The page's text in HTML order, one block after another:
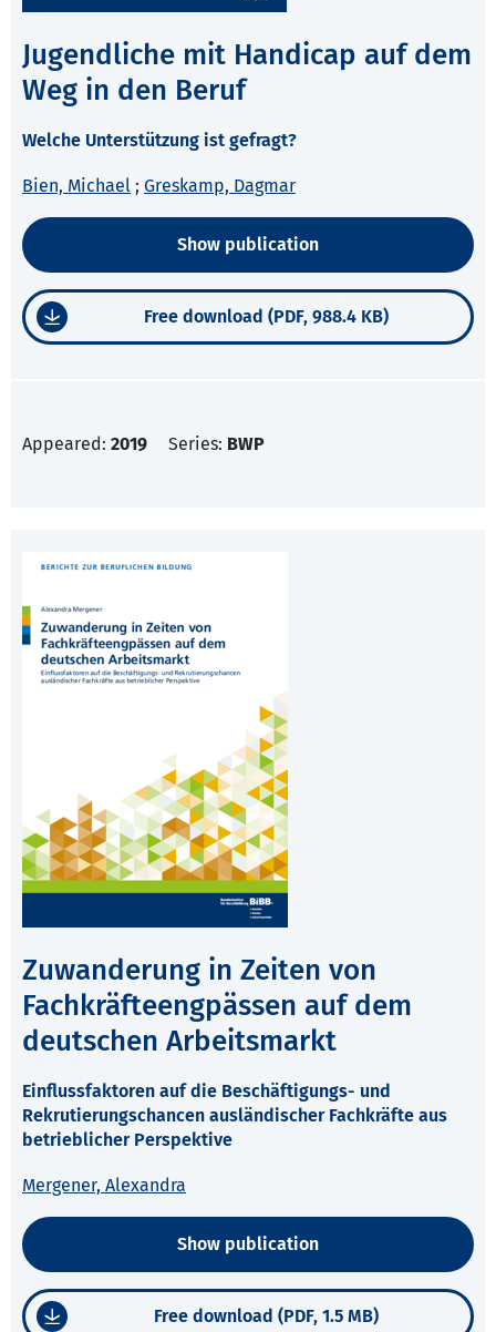
Jugendliche mit Handicap auf dem
Weg in den Beruf
Welche Unterstützung ist gefragt?
Bien, Michael ; Greskamp, Dagmar
Show publication
Free download (PDF, 988.4 KB)
Appeared: 2019 Series: BWP
Zuwanderung in Zeiten von
Fachkräfteengpässen auf dem
deutschen Arbeitsmarkt
Einflussfaktoren auf die Beschäftigungs- und
Rekrutierungschancen ausländischer Fachkräfte aus
betrieblicher Perspektive
Mergener, Alexandra
Show publication
Free download (PDF, 1.5 MB)